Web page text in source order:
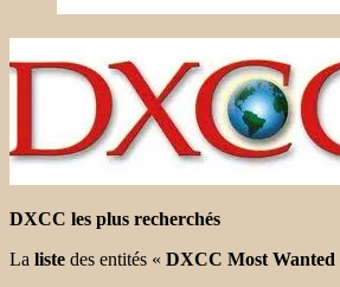
DXCC les plus recherchés
La liste des entités « DXCC Most Wanted